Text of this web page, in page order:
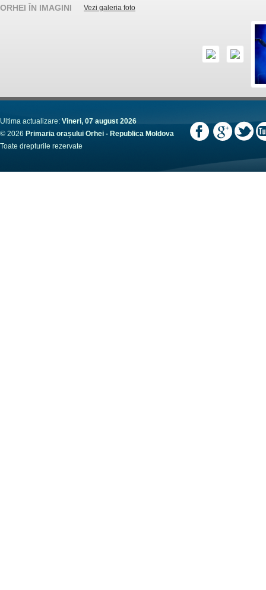
ORHEI ÎN IMAGINI Vezi galeria foto
Ultima actualizare: Vineri, 07 august 2026
© 2026 Primaria orașului Orhei - Republica Moldova
Toate drepturile rezervate